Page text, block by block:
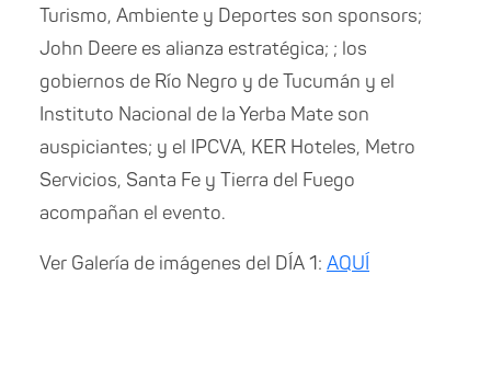
Turismo, Ambiente y Deportes son sponsors;
John Deere es alianza estratégica; ; los
gobiernos de Río Negro y de Tucumán y el
Instituto Nacional de la Yerba Mate son
auspiciantes; y el IPCVA, KER Hoteles, Metro
Servicios, Santa Fe y Tierra del Fuego
acompañan el evento.
Ver Galería de imágenes del DÍA 1: AQUÍ